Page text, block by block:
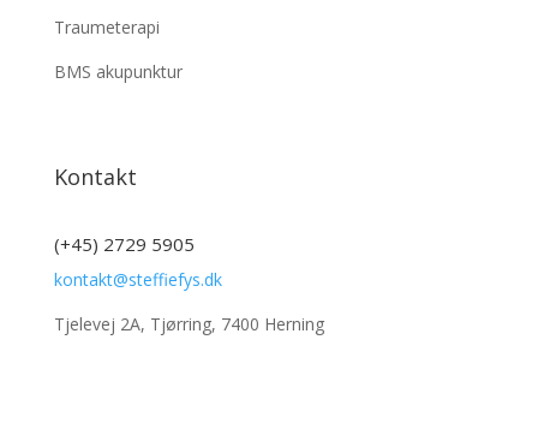
Traumeterapi
BMS akupunktur
Kontakt
(+45) 2729 5905
kontakt@steffiefys.dk
Tjelevej 2A, Tjørring, 7400 Herning